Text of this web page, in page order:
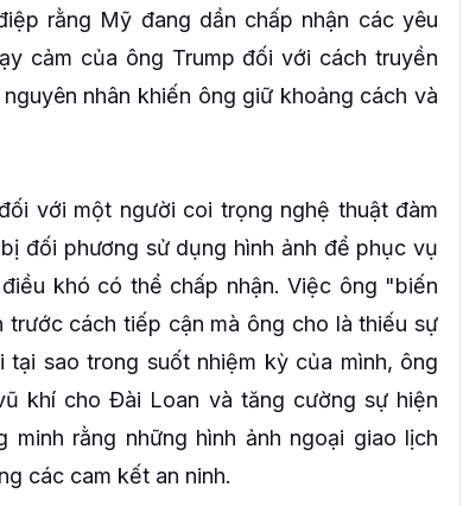
rằng Mỹ đang dần chấp nhận các yêu
cảm của ông Trump đối với cách truyền
nhân khiến ông giữ khoảng cách và
với một người coi trọng nghệ thuật đàm
đối phương sử dụng hình ảnh để phục vụ
khó có thể chấp nhận. Việc ông "biến
cách tiếp cận mà ông cho là thiếu sự
sao trong suốt nhiệm kỳ của mình, ông
khí cho Đài Loan và tăng cường sự hiện
rằng những hình ảnh ngoại giao lịch
các cam kết an ninh.